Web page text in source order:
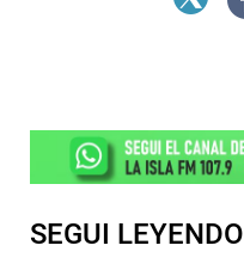
SEGUI LEYENDO